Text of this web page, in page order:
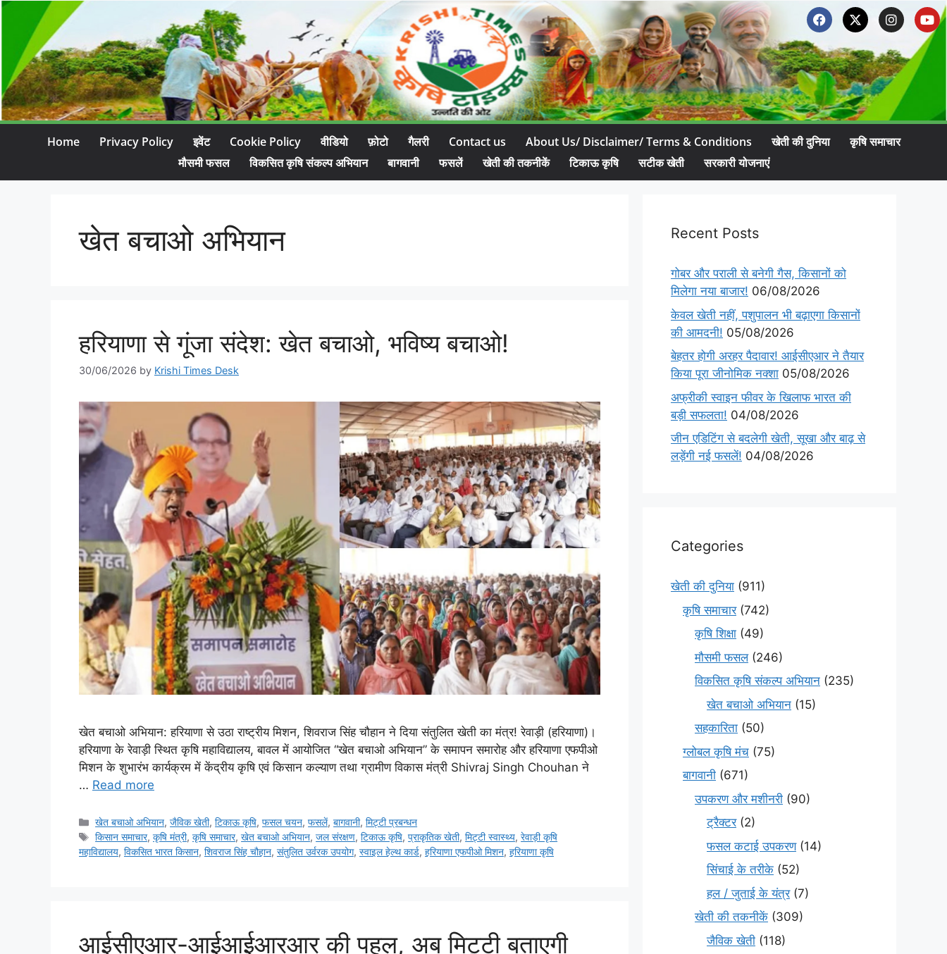
Home Privacy Policy इवेंट Cookie Policy वीडियो फ़ोटो गैलरी Contact us About Us/ Disclaimer/ Terms & Conditions खेती की दुनिया
कृषि समाचार
मौसमी फसल
विकसित कृषि संकल्प अभियान बागवानी फसलें खेती की तकनीकें टिकाऊ कृषि सटीक खेती सरकारी योजनाएं
खेत बचाओ अभियान
हरियाणा से गूंजा संदेश: खेत बचाओ, भविष्य बचाओ!
30/06/2026 by Krishi Times Desk
खेत बचाओ अभियान: हरियाणा से उठा राष्ट्रीय मिशन, शिवराज सिंह चौहान ने दिया संतुलित खेती का मंत्र! रेवाड़ी (हरियाणा)।
हरियाणा के रेवाड़ी स्थित कृषि महाविद्यालय, बावल में आयोजित “खेत बचाओ अभियान” के समापन समारोह और हरियाणा एफपीओ
मिशन के शुभारंभ कार्यक्रम में केंद्रीय कृषि एवं किसान कल्याण तथा ग्रामीण विकास मंत्री Shivraj Singh Chouhan ने
… Read more
खेत बचाओ अभियान,जैविक खेती,टिकाऊ कृषि,फसल चयन,फसलें,बागवानी,मि‌ट्टी प्रबन्धन
किसान समाचार,कृषि मंत्री,कृषि समाचार,खेत बचाओ अभियान,जल संरक्षण,टिकाऊ कृषि,प्राकृतिक खेती,मिट्टी स्वास्थ्य,रेवाड़ी कृषि
महाविद्यालय, विकसित भारत किसान, शिवराज सिंह चौहान, संतुलित उर्वरक उपयोग, स्वाइल हेल्थ कार्ड, हरियाणा एफपीओ मिशन, हरियाणा कृषि
आईसीएआर-आईआईआरआर की पहल, अब मिट्टी बताएगी
Recent Posts
गोबर और पराली से बनेगी गैस, किसानों को
मिलेगा नया बाजार! 06/08/2026
केवल खेती नहीं, पशुपालन भी बढ़ाएगा किसानों
की आमदनी! 05/08/2026
बेहतर होगी अरहर पैदावार! आईसीएआर ने तैयार
किया पूरा जीनोमिक नक्शा 05/08/2026
अफ्रीकी स्वाइन फीवर के खिलाफ भारत की
बड़ी सफलता! 04/08/2026
जीन एडिटिंग से बदलेगी खेती, सूखा और बाढ़ से
लड़ेंगी नई फसलें! 04/08/2026
Categories
खेती की दुनिया (911)
कृषि समाचार(742)
कृषि शिक्षा (49)
मौसमी फसल(246)
विकसित कृषि संकल्प अभियान (235)
खेत बचाओ अभियान (15)
सहकारिता (50)
ग्लोबल कृषि मंच (75)
बागवानी (671)
उपकरण और मशीनरी (90)
ट्रैक्टर(2)
फसल कटाई उपकरण(14)
सिंचाई के तरीके (52)
हल / जुताई के यंत्र(7)
खेती की तकनीकें (309)
जैविक खेती (118)